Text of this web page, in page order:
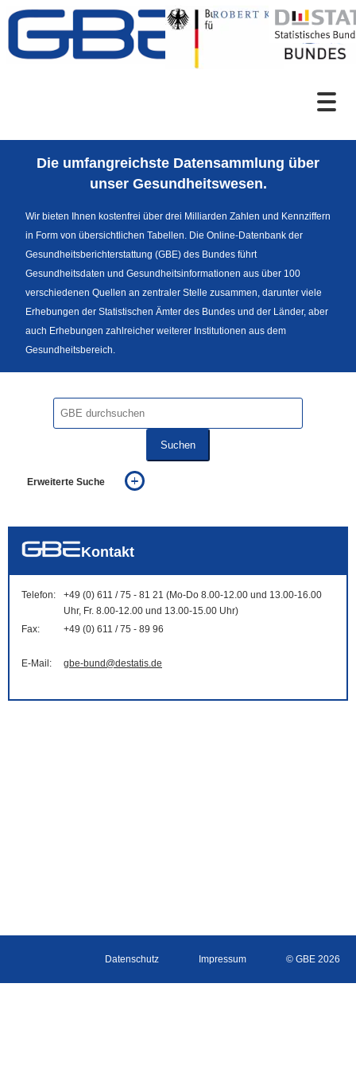
Zum Inhalt
Sprachumschaltung
Die umfangreichste Datensammlung über
unser Gesundheitswesen.
Wir bieten Ihnen kostenfrei über drei Milliarden Zahlen und Kennziffern
in Form von übersichtlichen Tabellen. Die Online-Datenbank der
Gesundheitsberichterstattung (GBE) des Bundes führt
Gesundheitsdaten und Gesundheitsinformationen aus über 100
verschiedenen Quellen an zentraler Stelle zusammen, darunter viele
Erhebungen der Statistischen Ämter des Bundes und der Länder, aber
auch Erhebungen zahlreicher weiterer Institutionen aus dem
Gesundheitsbereich.
Suchen
Erweiterte Suche
auch in allen Texten suchen (Volltextsuche)
Kontakt
Telefon:
+49 (0) 611 / 75 - 81 21 (Mo-Do 8.00-12.00 und 13.00-16.00
Uhr, Fr. 8.00-12.00 und 13.00-15.00 Uhr)
Fax:
+49 (0) 611 / 75 - 89 96
E-Mail: gbe-bund@destatis.de
Datenschutz Impressum © GBE 2026